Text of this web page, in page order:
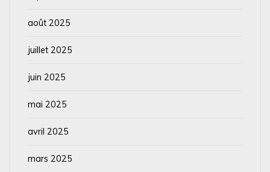
août 2025
juillet 2025
juin 2025
mai 2025
avril 2025
mars 2025